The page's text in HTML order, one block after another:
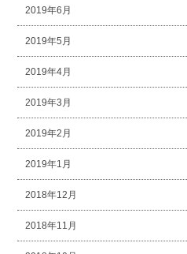
2019年6月
2019年5月
2019年4月
2019年3月
2019年2月
2019年1月
2018年12月
2018年11月